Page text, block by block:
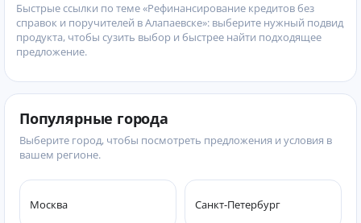
Быстрые ссылки по теме «Рефинансирование кредитов без
справок и поручителей в Алапаевске»: выберите нужный подвид
продукта, чтобы сузить выбор и быстрее найти подходящее
предложение.
Популярные города
Выберите город, чтобы посмотреть предложения и условия в
вашем регионе.
Москва Санкт-Петербург